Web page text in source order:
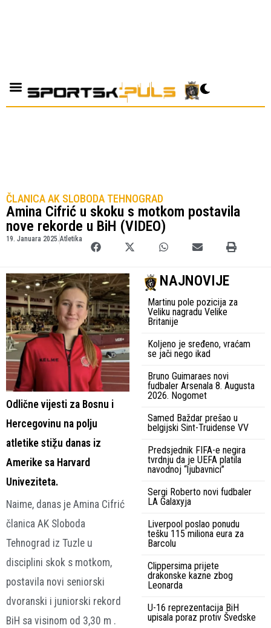
ČLANICA AK SLOBODA TEHNOGRAD
Amina Cifrić u skoku s motkom postavila
nove rekorde u BiH (VIDEO)
19. Januara 2025.Atletika
Odlične vijesti za Bosnu i
Hercegovinu na polju
atletike stiẓ̌u danas iz
Amerike sa Harvard
Univeziteta.
Naime, danas je Amina Cifrić
članica AK Sloboda
Tehnograd iz Tuzle u
disciplini skok s motkom,
postavila novi seniorski
dvoranski i juniorski rekord
BiH sa visinom od 3,30 m .
NAJNOVIJE
Martinu pole pozicija za
Veliku nagradu Velike
Britanije
Koljeno je sređeno, vraćam
se jači nego ikad
Bruno Guimaraes novi
fudbaler Arsenala 8. Augusta
2026. Nogomet
Samed Baždar prešao u
belgijski Sint-Truidense VV
Predsjednik FIFA-e negira
tvrdnju da je UEFA platila
navodnoj “ljubavnici”
Sergi Roberto novi fudbaler
LA Galaxyja
Liverpool poslao ponudu
tešku 115 miliona eura za
Barcolu
Clippersima prijete
drakonske kazne zbog
Leonarda
U-16 reprezentacija BiH
upisala poraz protiv Švedske